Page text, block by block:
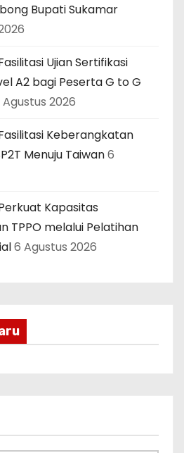
Bupati Sukamar
Ujian Sertifikasi
A2 bagi Peserta G to G
Agustus 2026
Keberangkatan
Menuju Taiwan6
Kapasitas
TPPO melalui Pelatihan
6 Agustus 2026